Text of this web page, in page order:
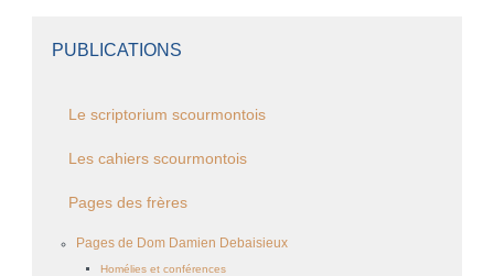
PUBLICATIONS
Le scriptorium scourmontois
Les cahiers scourmontois
Pages des frères
Pages de Dom Damien Debaisieux
Homélies et conférences